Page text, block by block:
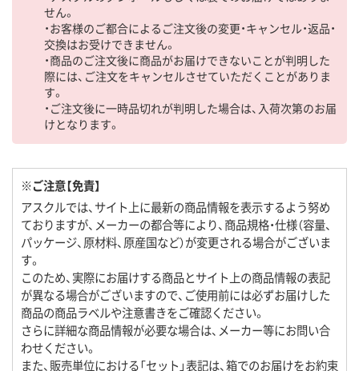
せん。
・お客様のご都合によるご注文後の変更・キャンセル・返品・
交換はお受けできません。
・商品のご注文後に商品がお届けできないことが判明した
際には、ご注文をキャンセルさせていただくことがありま
す。
・ご注文後に一時品切れが判明した場合は、入荷次第のお届
けとなります。
※ご注意【免責】
アスクルでは、サイト上に最新の商品情報を表示するよう努め
ておりますが、メーカーの都合等により、商品規格・仕様（容量、
パッケージ、原材料、原産国など）が変更される場合がございま
す。
このため、実際にお届けする商品とサイト上の商品情報の表記
が異なる場合がございますので、ご使用前には必ずお届けした
商品の商品ラベルや注意書きをご確認ください。
さらに詳細な商品情報が必要な場合は、メーカー等にお問い合
わせください。
また、販売単位における「セット」表記は、箱でのお届けをお約束